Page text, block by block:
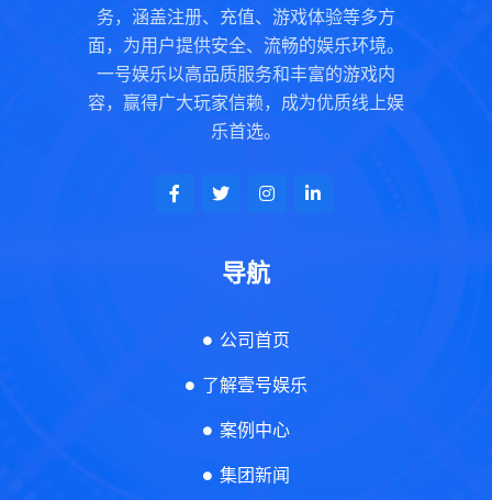
务，涵盖注册、充值、游戏体验等多方
面，为用户提供安全、流畅的娱乐环境。
一号娱乐以高品质服务和丰富的游戏内
容，赢得广大玩家信赖，成为优质线上娱
乐首选。
导航
公司首页
了解壹号娱乐
案例中心
集团新闻